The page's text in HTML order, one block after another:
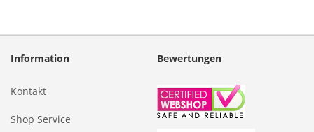
Information
Kontakt
Shop Service
Bewertungen